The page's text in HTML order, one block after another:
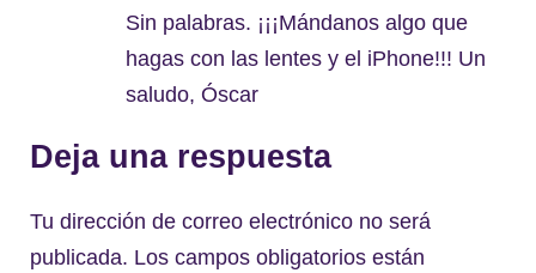
Sin palabras. ¡¡¡Mándanos algo que
hagas con las lentes y el iPhone!!! Un
saludo, Óscar
Deja una respuesta
Tu dirección de correo electrónico no será
publicada. Los campos obligatorios están